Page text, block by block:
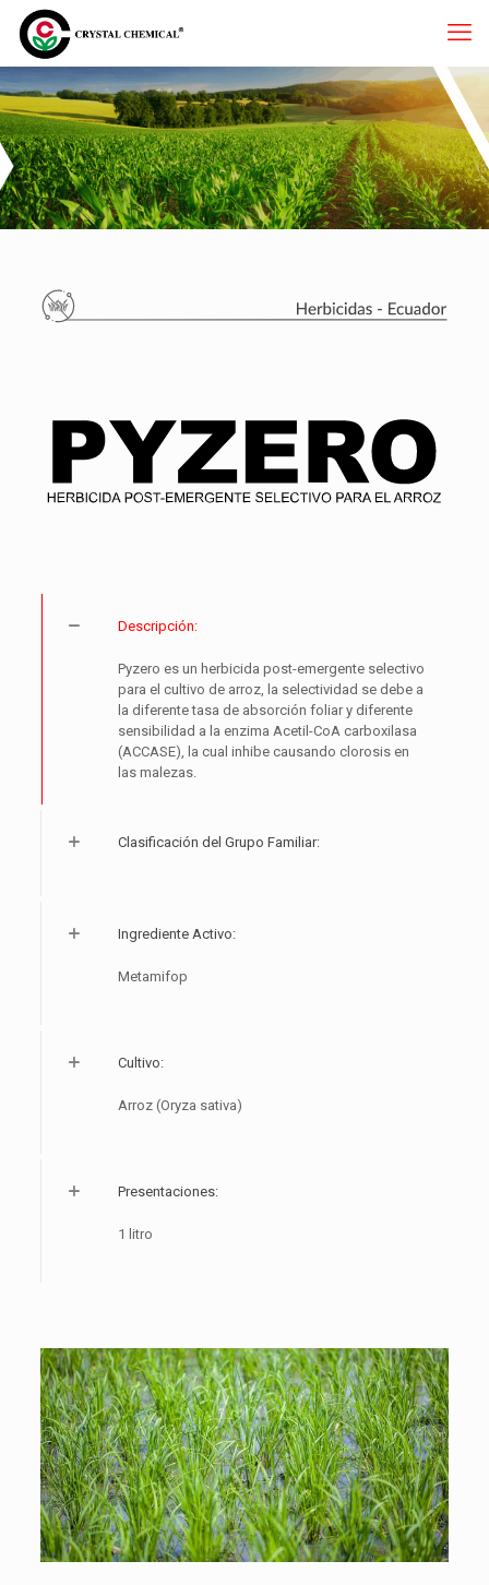
Descripción:
Pyzero es un herbicida post-emergente selectivo
para el cultivo de arroz, la selectividad se debe a
la diferente tasa de absorción foliar y diferente
sensibilidad a la enzima Acetil-CoA carboxilasa
(ACCASE), la cual inhibe causando clorosis en
las malezas.
Clasificación del Grupo Familiar:
Ingrediente Activo:
Metamifop
Cultivo:
Arroz (Oryza sativa)
Presentaciones:
1 litro